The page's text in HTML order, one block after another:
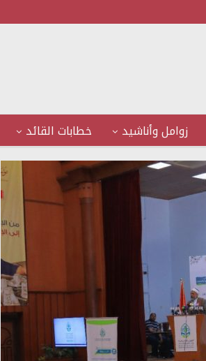
زوامل وأناشيد خطابات القائد